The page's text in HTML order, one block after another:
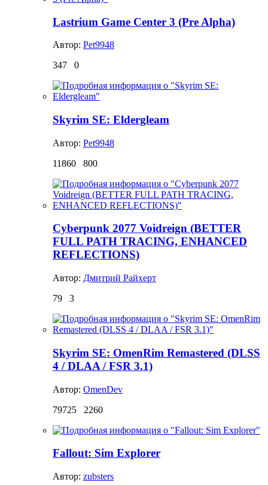
Lastrium Game Center 3 (Pre Alpha)
Автор: Pet9948
347
0
Skyrim SE: Eldergleam
Автор: Pet9948
11860
800
Cyberpunk 2077 Voidreign (BETTER
FULL PATH TRACING, ENHANCED
REFLECTIONS)
Автор: Дмитрий Райхерт
79
3
Skyrim SE: OmenRim Remastered (DLSS
4 / DLAA / FSR 3.1)
Автор: OmenDev
79725
2260
Fallout: Sim Explorer
Автор: zubsters